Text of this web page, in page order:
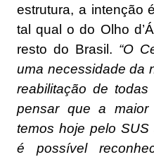
estrutura, a intenção
tal qual o do Olho
resto do Brasil. “O
uma necessidade da
reabilitação de
pensar que a
temos hoje pelo
é possível